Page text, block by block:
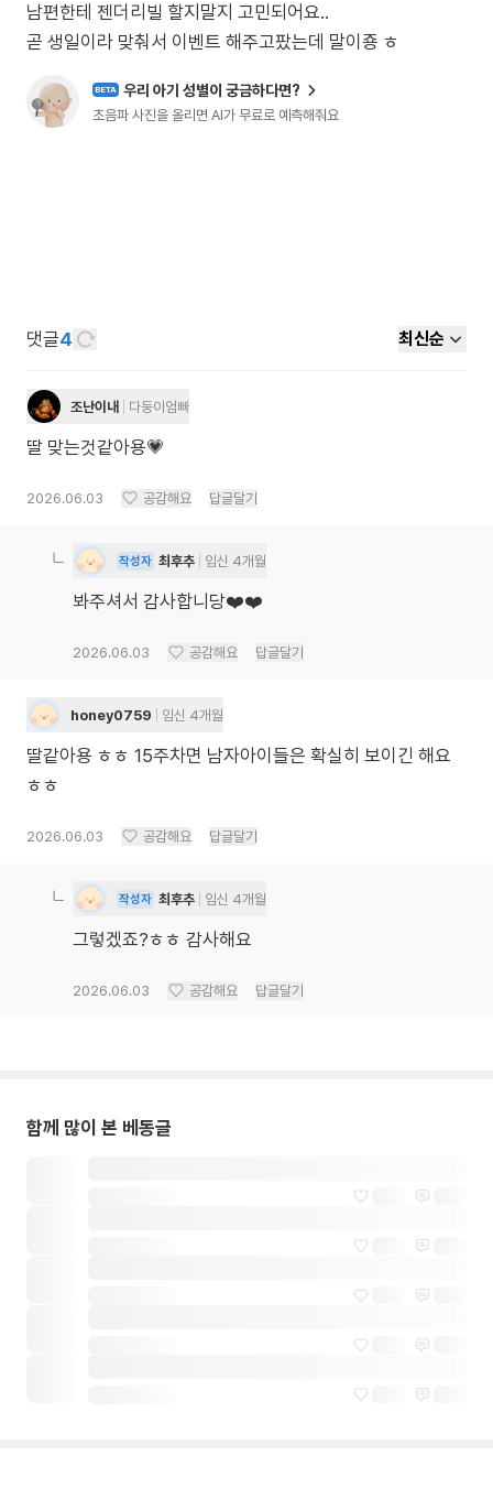
남편한테 젠더리빌 할지말지 고민되어요..
곧 생일이라 맞춰서 이벤트 해주고팠는데 말이죵 ㅎ
BETA 우리 아기 성별이 궁금하다면?
초음파 사진을 올리면 AI가 무료로 예측해줘요
댓글4 최신순
조난이내 다둥이엄빠
딸 맞는것같아용💗
2026.06.03 공감해요 답글달기
작성자 최후추 임신 4개월
봐주셔서 감사합니당❤️❤️
2026.06.03 공감해요 답글달기
honey0759 임신 4개월
딸같아용 ㅎㅎ 15주차면 남자아이들은 확실히 보이긴 해요
ㅎㅎ
2026.06.03 공감해요 답글달기
작성자 최후추 임신 4개월
그렇겠죠?ㅎㅎ 감사해요
2026.06.03 공감해요 답글달기
함께 많이 본 베동글